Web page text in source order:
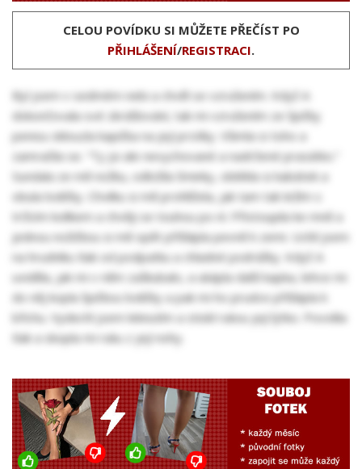
CELOU POVÍDKU SI MŮŽETE PŘEČÍST PO
PŘIHLÁŠENÍ/REGISTRACI.
Byl jsem v sedmém nebi a chvěl se vzrušením. Když A
dokončovala své zkrášlování, tak mi vzrušením ze špičky
penisu sklouzla kapička na její prstíky. Všimla si toho a
zamračila se. “Ty jsi ale nevychované a nadržené prasátko.”
Sundala ze mě nožku, odložila šminky, oblékla si kabátek a
obula lodičky. Chvilku si mě prohlížela, jak tam tak ležím s
trčícím kolíkem a chvěji se touhou po ní. Přistoupila ke mně a
jednou nožičkou si mě opět přišlápla pevně k zemi. Ucítil jsem
na hrudníku tlak od podpatku a chladné podrážky. Když A
uviděla, jak mi v něm zaškubalo, a ukápla další kapka, lehce mi
do něj kopla špičkou lodičky a pak mi ho prudce přišlápla k
břichu. Vydechl jsem leknutím a stiskl rukou její lýtko. Povolila
tlak a skopla mi ruku z její nohy.